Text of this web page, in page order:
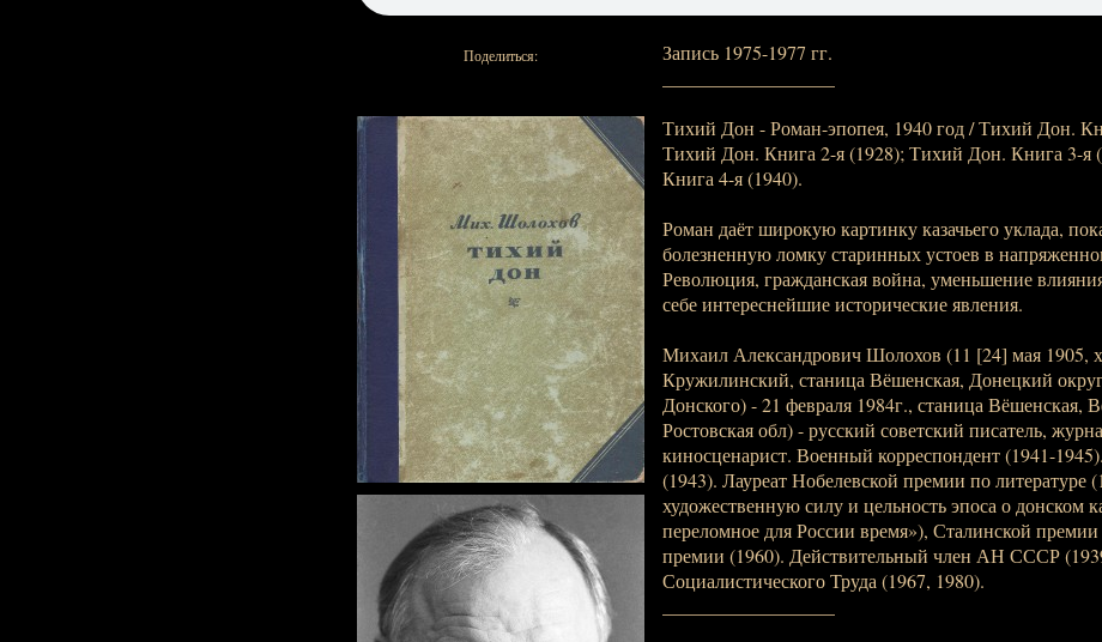
Поделиться:
Запись 1975-1977 гг.
Тихий Дон - Роман-эпопея, 1940 год / Тихий Дон.
Тихий Дон. Книга 2-я (1928); Тихий Дон. Книга 3-я
Книга 4-я (1940).
Роман даёт широкую картинку казачьего уклада,
болезненную ломку старинных устоев в
Революция, гражданская война, уменьшение
себе интереснейшие исторические явления.
Михаил Александрович Шолохов (11 [24] мая 1905,
Кружилинский, станица Вёшенская, Донецкий
Донского) - 21 февраля 1984г., станица Вёшенская,
Ростовская обл) - русский советский писатель,
киносценарист. Военный корреспондент (1941-
(1943). Лауреат Нобелевской премии по литературе
художественную силу и цельность эпоса о донском
переломное для России время»), Сталинской
премии (1960). Действительный член АН СССР
Социалистического Труда (1967, 1980).